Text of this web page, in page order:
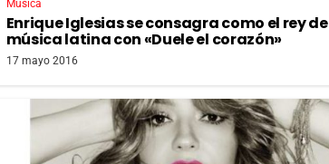
Música
Enrique Iglesias se consagra como el rey
música latina con «Duele el corazón»
17 mayo 2016